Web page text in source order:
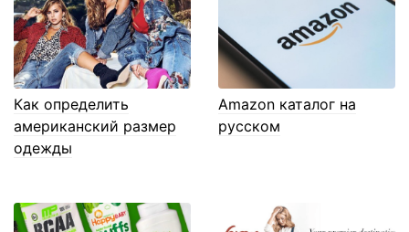
Как определить
американский размер
одежды
Amazon каталог на
русском